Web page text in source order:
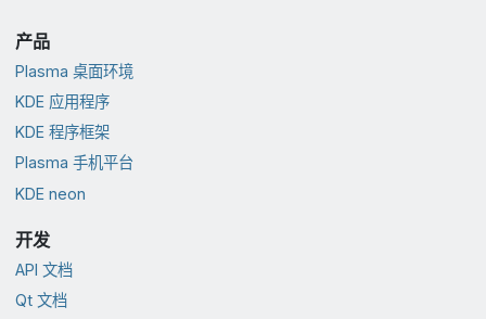
产品
Plasma 桌面环境
KDE 应用程序
KDE 程序框架
Plasma 手机平台
KDE neon
开发
API 文档
Qt 文档